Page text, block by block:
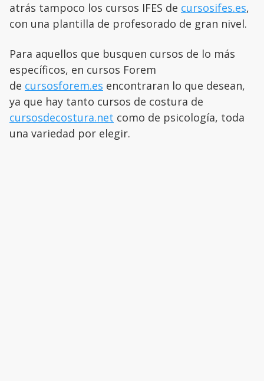
atrás tampoco los cursos IFES de cursosifes.es,
con una plantilla de profesorado de gran nivel.
Para aquellos que busquen cursos de lo más
específicos, en cursos Forem
de cursosforem.es encontraran lo que desean,
ya que hay tanto cursos de costura de
cursosdecostura.net como de psicología, toda
una variedad por elegir.